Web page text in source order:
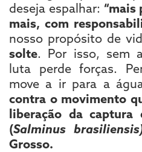
deseja espalhar: “mais
mais, com
nosso propósito de
solte. Por isso, sem
luta perde forças.
move a ir para a
contra o movimento
liberação da captura
(Salminus
Grosso.